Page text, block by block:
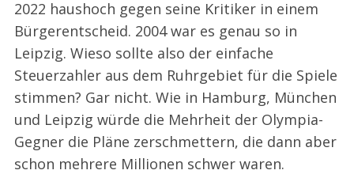
2022 haushoch gegen seine Kritiker in einem
Bürgerentscheid. 2004 war es genau so in
Leipzig. Wieso sollte also der einfache
Steuerzahler aus dem Ruhrgebiet für die Spiele
stimmen? Gar nicht. Wie in Hamburg, München
und Leipzig würde die Mehrheit der Olympia-
Gegner die Pläne zerschmettern, die dann aber
schon mehrere Millionen schwer waren.